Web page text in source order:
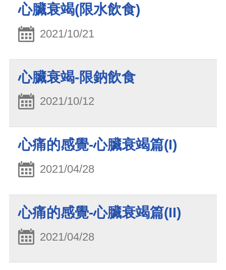
心臟衰竭(限水飲食)
2021/10/21
心臟衰竭-限鈉飲食
2021/10/12
心痛的感覺-心臟衰竭篇(I)
2021/04/28
心痛的感覺-心臟衰竭篇(II)
2021/04/28